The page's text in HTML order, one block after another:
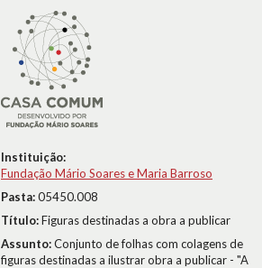
Instituição:
Fundação Mário Soares e Maria Barroso
Pasta:05450.008
Título:Figuras destinadas a obra a publicar
Assunto:Conjunto de folhas com colagens de
figuras destinadas a ilustrar obra a publicar - "A